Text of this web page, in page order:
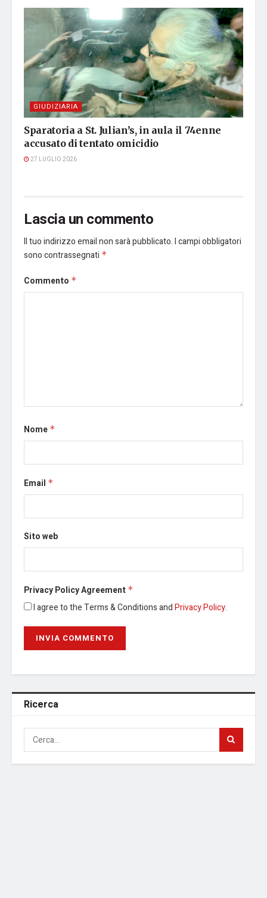
GIUDIZIARIA
Sparatoria a St. Julian’s, in aula il 74enne
accusato di tentato omicidio
27 LUGLIO 2026
Lascia un commento
Il tuo indirizzo email non sarà pubblicato.I campi obbligatori
sono contrassegnati *
Commento *
Nome *
Email *
Sito web
Privacy Policy Agreement *
I agree to the Terms & Conditions andPrivacy Policy.
Ricerca